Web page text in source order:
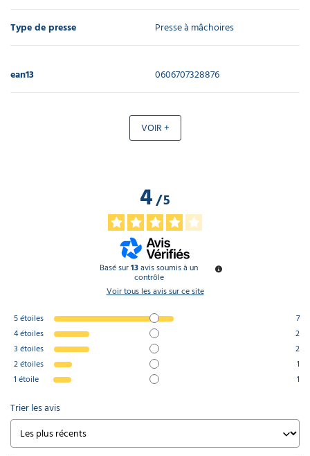
Type de presse Presse à mâchoires
ean13 0606707328876
VOIR +
4/5
Basé sur13avis soumis à un
contrôle
Voir tous les avis sur ce site
5étoiles
7
4étoiles
2
3 étoiles
2
2étoiles
1
1 étoile 1
Trier les avis